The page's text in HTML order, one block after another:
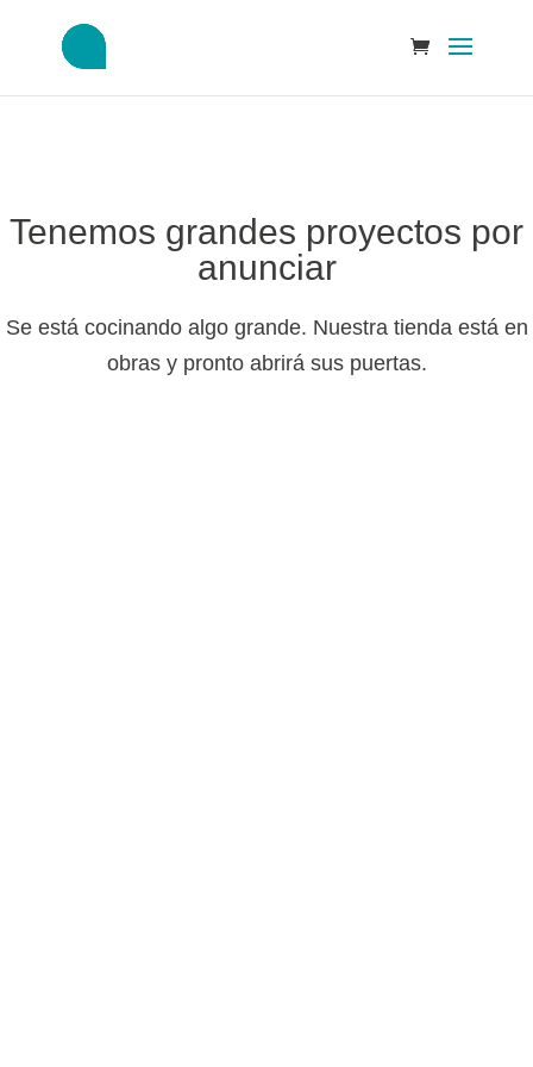
Tenemos grandes proyectos por
anunciar
Se está cocinando algo grande. Nuestra tienda está en
obras y pronto abrirá sus puertas.